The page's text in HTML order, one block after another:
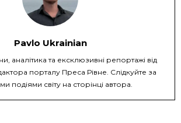
Pavlo Ukrainian
аналітика та ексклюзивні репортажі від
порталу Преса Рівне. Слідкуйте за
подіями світу на сторінці автора.